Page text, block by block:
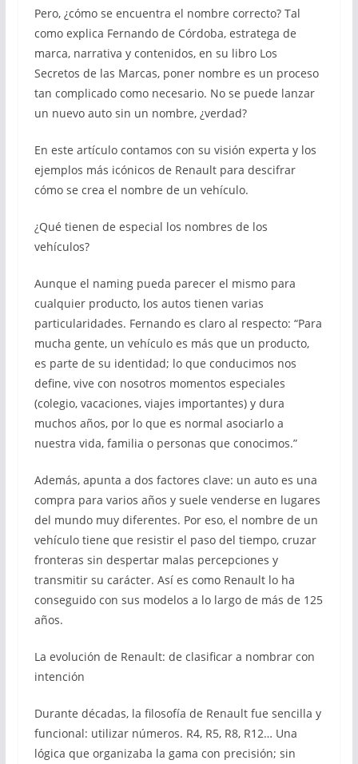
Pero, ¿cómo se encuentra el nombre correcto? Tal
como explica Fernando de Córdoba, estratega de
marca, narrativa y contenidos, en su libro Los
Secretos de las Marcas, poner nombre es un proceso
tan complicado como necesario. No se puede lanzar
un nuevo auto sin un nombre, ¿verdad?
En este artículo contamos con su visión experta y los
ejemplos más icónicos de Renault para descifrar
cómo se crea el nombre de un vehículo.
¿Qué tienen de especial los nombres de los
vehículos?
Aunque el naming pueda parecer el mismo para
cualquier producto, los autos tienen varias
particularidades. Fernando es claro al respecto: “Para
mucha gente, un vehículo es más que un producto,
es parte de su identidad; lo que conducimos nos
define, vive con nosotros momentos especiales
(colegio, vacaciones, viajes importantes) y dura
muchos años, por lo que es normal asociarlo a
nuestra vida, familia o personas que conocimos.”
Además, apunta a dos factores clave: un auto es una
compra para varios años y suele venderse en lugares
del mundo muy diferentes. Por eso, el nombre de un
vehículo tiene que resistir el paso del tiempo, cruzar
fronteras sin despertar malas percepciones y
transmitir su carácter. Así es como Renault lo ha
conseguido con sus modelos a lo largo de más de 125
años.
La evolución de Renault: de clasificar a nombrar con
intención
Durante décadas, la filosofía de Renault fue sencilla y
funcional: utilizar números. R4, R5, R8, R12… Una
lógica que organizaba la gama con precisión; sin